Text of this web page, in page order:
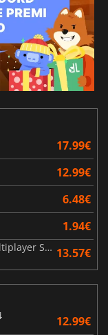
17.99€
12.99€
6.48€
1.94€
Call of Duty Black Ops 3 Multiplayer Starter Pack 13.57€
12.99€